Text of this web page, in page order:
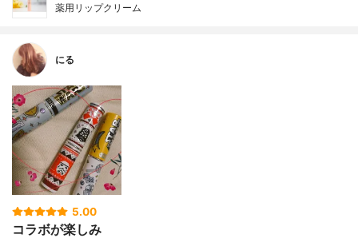
薬用リップクリーム
にる
5.00
コラボが楽しみ